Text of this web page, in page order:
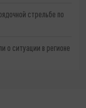
стрельбе по
о ситуации в регионе